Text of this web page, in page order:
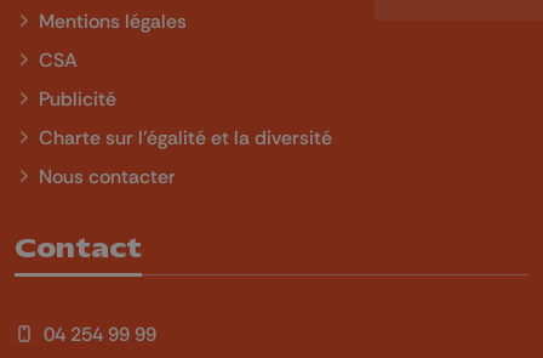
Mentions légales
CSA
Publicité
Charte sur l'égalité et la diversité
Nous contacter
Contact
04 254 99 99